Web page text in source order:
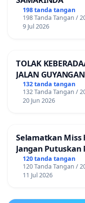
198 tanda tangan
198 Tanda Tangan /
9 Jul 2026
TOLAK
JALAN
(Wedarijaksa) Kab.
132 tanda tangan
132 Tanda Tangan /
20 Jun 2026
Selamatkan Miss
Jangan Putuskan
120 tanda tangan
120 Tanda Tangan /
11 Jul 2026